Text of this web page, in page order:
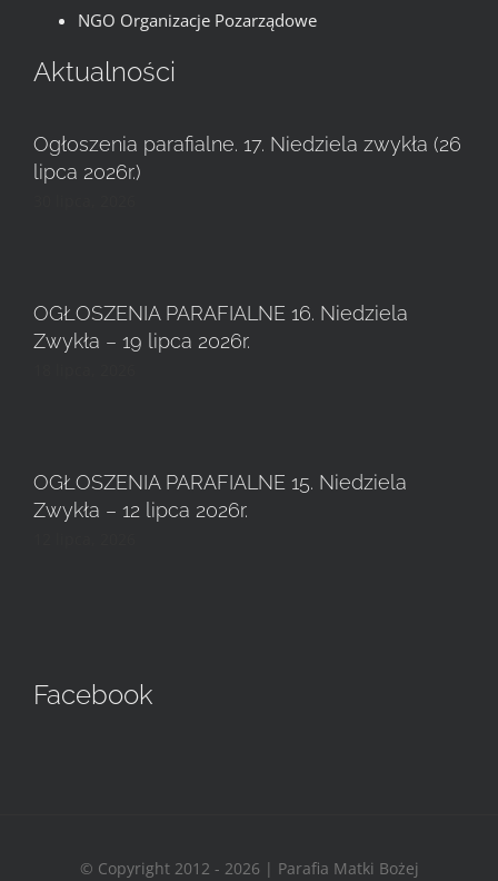
NGO Organizacje Pozarządowe
Aktualności
Ogłoszenia parafialne. 17. Niedziela zwykła (26
lipca 2026r.)
OGŁOSZENIA PARAFIALNE 16. Niedziela
Zwykła – 19 lipca 2026r.
OGŁOSZENIA PARAFIALNE 15. Niedziela
Zwykła – 12 lipca 2026r.
Facebook
© Copyright 2012 - 2026 | Parafia Matki Bożej